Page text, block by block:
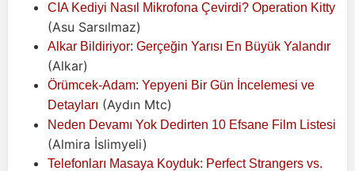
CIA Kediyi Nasıl Mikrofona Çevirdi? Operation Kitty
(Asu Sarsılmaz)
Alkar Bildiriyor: Gerçeğin Yarısı En Büyük Yalandır
(Alkar)
Örümcek-Adam: Yepyeni Bir Gün İncelemesi ve
Detayları (Aydın Mtc)
Neden Devamı Yok Dedirten 10 Efsane Film Listesi
(Almira İslimyeli)
Telefonları Masaya Koyduk: Perfect Strangers vs.